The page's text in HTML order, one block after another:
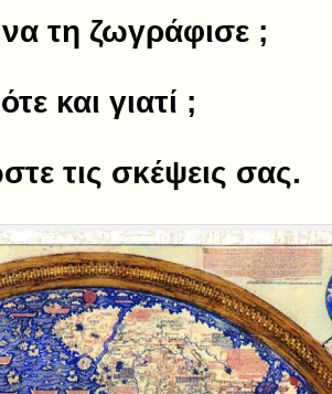
τη ζωγράφισε ;
και γιατί ;
τις σκέψεις σας.